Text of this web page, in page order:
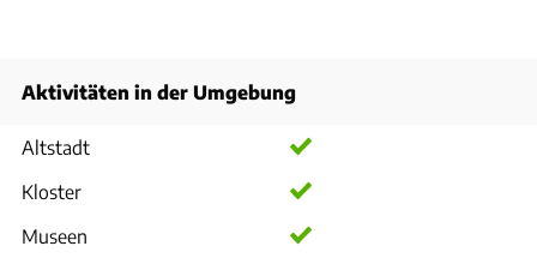
Aktivitäten in der Umgebung
Altstadt
Kloster
Museen